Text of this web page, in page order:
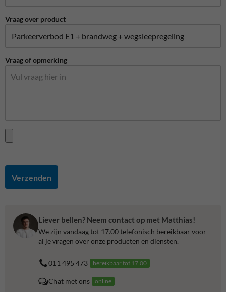
Vraag over product
Vraag of opmerking
Verzenden
Liever bellen? Neem contact op met Matthias!
We zijn vandaag tot 17.00 telefonisch bereikbaar voor
al je vragen over onze producten en diensten.
011 495 473 bereikbaar tot 17.00
Chat met ons online